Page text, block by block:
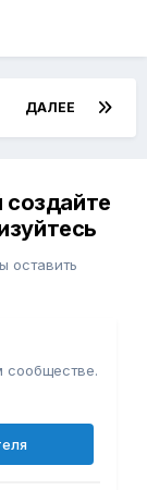
ДАЛЕЕ
оставить
сообществе.